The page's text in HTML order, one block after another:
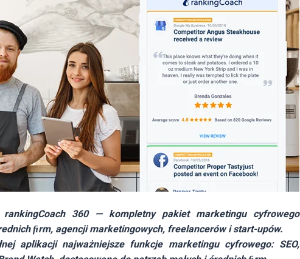
rankingCoach 360 — kompletny pakiet marketingu cyfrowego
ﬁrm, agencji marketingowych, freelancerów i start-upów.
aplikacji najważniejsze funkcje marketingu cyfrowego: SEO,